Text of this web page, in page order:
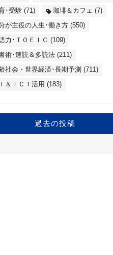
･受験(71) 珈琲＆カフェ (7)
が主役の人生･働き方(550)
力･ＴＯＥＩＣ (109)
術･速読＆多読法(211)
社会・世界経済･長期予測 (711)
＆ＩＣＴ活用 (183)
過去の投稿